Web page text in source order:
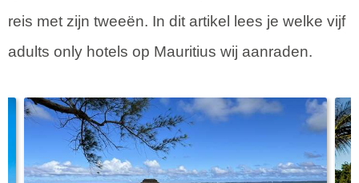
reis met zijn tweeën. In dit artikel lees je welke vijf
adults only hotels op Mauritius wij aanraden.